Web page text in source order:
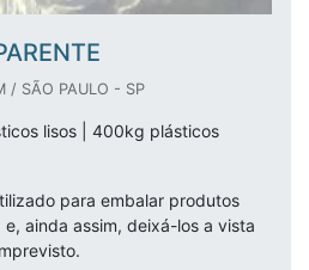
/ SÃO PAULO - SP
lisos | 400kg plásticos
para embalar produtos
ainda assim, deixá-los a vista